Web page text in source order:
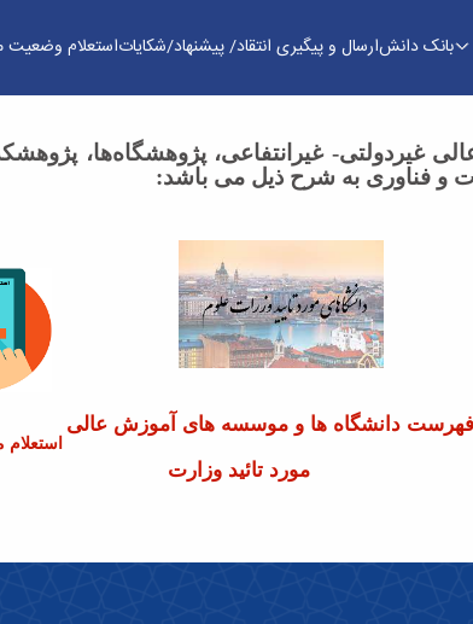
بانک دانشارسال و پیگیری انتقاد/ پیشنهاد/شکایاتاستعلام
غیردولتی- غیرانتفاعی، پژوهشگاه‌ها،
و فناوری به شرح ذیل می باشد:
فهرست دانشگاه ها و موسسه های آموزش عالی
مورد تائید وزارت